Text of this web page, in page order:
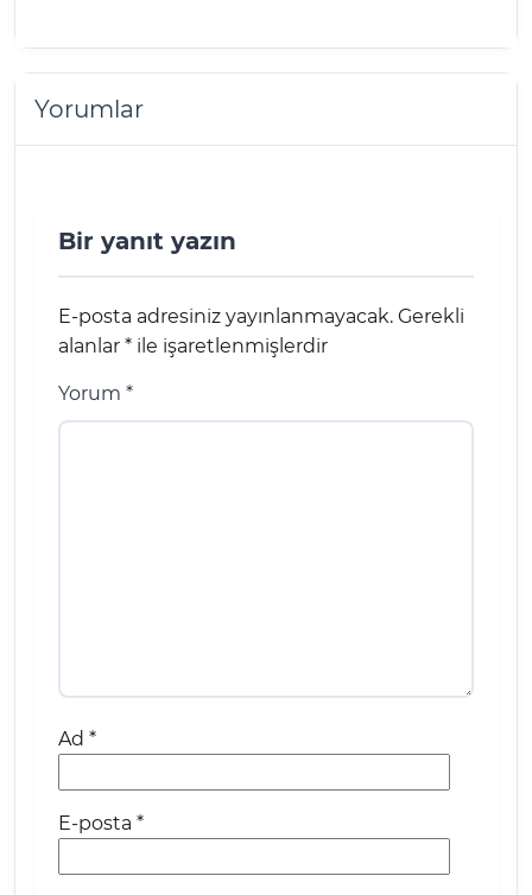
Yorumlar
Bir yanıt yazın
E-posta adresiniz yayınlanmayacak. Gerekli
alanlar * ile işaretlenmişlerdir
Yorum *
Ad *
E-posta *